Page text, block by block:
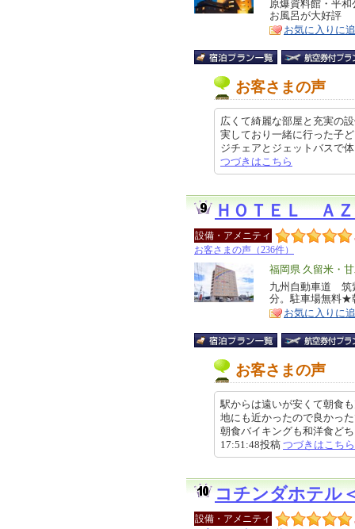
リ
ア
特
徴
原爆資料館・平
お風呂が大好評
お気に入りに
お客さまの声
広くて綺麗な部屋と充実の
実しており一緒に行った子
ジチェアとジェットバスで
つづきはこちら
ＨＯＴＥＬ Ａ
設備・アメニティ
お客さまの声（236件）
エ
リ
ア
福岡県 久留米・
特
徴
九州自動車道 筑
分。駐車場無料★
お気に入りに
お客さまの声
駅からは遠いが安くて朝食
地にも近かったので良かっ
朝食バイキングも和洋食ど
17:51:48投稿 つづきはこちら
コチンダホテル
設備・アメニティ